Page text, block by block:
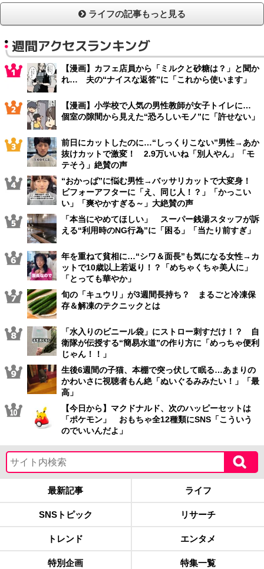
ライフの記事もっと見る
週間アクセスランキング
【漫画】カフェ店員から「ミルクと砂糖は？」と聞か
れ… 夫の“ナイスな返答”に「これから使います」
【漫画】小学校で人気の男性教師が女子トイレに…
個室の隙間から見えた“恐ろしいモノ”に「許せない」
前日にカットしたのに…“しっくりこない”男性→あか
抜けカットで激変！ 2.9万いいね「別人やん」「モ
テそう」絶賛の声
“おかっぱ”に悩む男性→バッサリカットで大変身！
ビフォーアフターに「え、同じ人！？」「かっこい
い」「爽やかすぎる～」大絶賛の声
「本当にやめてほしい」 スーパー銭湯スタッフが訴
える“利用時のNG行為”に「困る」「当たり前すぎ」
年を重ねて貧相に…“シワ＆面長”も気になる女性→カ
ットで10歳以上若返り！？「めちゃくちゃ美人に」
「とっても華やか」
旬の「キュウリ」が3週間長持ち？ まるごと冷凍保
存＆解凍のテクニックとは
「水入りのビニール袋」にストロー刺すだけ！？ 自
衛隊が伝授する“簡易水道”の作り方に「めっちゃ便利
じゃん！！」
生後6週間の子猫、本棚で突っ伏して眠る…あまりの
かわいさに視聴者もん絶「ぬいぐるみみたい！」「最
高」
【今日から】マクドナルド、次のハッピーセットは
「ポケモン」 おもちゃ全12種類にSNS「こういう
のでいいんだよ」
最新記事 ライフ
SNSトピック リサーチ
トレンド エンタメ
特別企画 特集一覧